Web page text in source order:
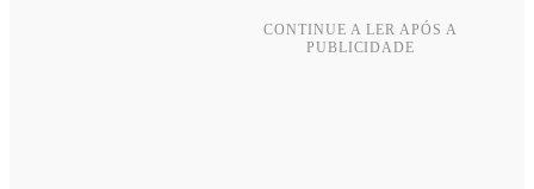
CONTINUE A LER APÓS A
PUBLICIDADE